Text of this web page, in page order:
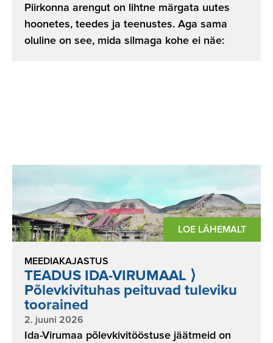
Piirkonna arengut on lihtne märgata uutes
hoonetes, teedes ja teenustes. Aga sama
oluline on see, mida silmaga kohe ei näe:
LOE LÄHEMALT
MEEDIAKAJASTUS
TEADUS IDA-VIRUMAAL ⟩
Põlevkivituhas peituvad tuleviku
toorained
2. juuni 2026
Ida-Virumaa põlevkivitööstuse jäätmeid on